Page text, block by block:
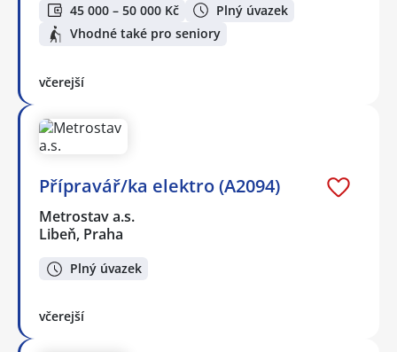
45 000 – 50 000 Kč
Plný úvazek
Vhodné také pro seniory
včerejší
Přípravář/ka elektro (A2094)
Metrostav a.s.
Libeň, Praha
Plný úvazek
včerejší